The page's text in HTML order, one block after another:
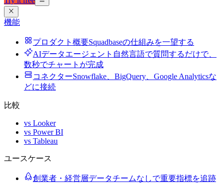
機能
プロダクト概要Squadbaseの仕組みを一望する
AIデータエージェント 自然言語で質問するだけで、
数秒でチャートが完成
コネクターSnowflake、BigQuery、Google Analyticsな
どに接続
比較
vs Looker
vs Power BI
vs Tableau
ユースケース
創業者・経営層データチームなしで重要指標を追跡